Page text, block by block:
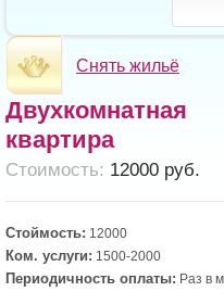
Снять жильё
Двухкомнатная
квартира
Cтоимость: 12000 руб.
Стоймость: 12000
Ком. услуги: 1500-2000
Периодичность оплаты: Раз в